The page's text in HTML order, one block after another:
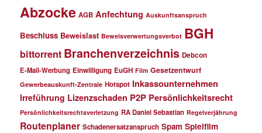
Abzocke AGB Anfechtung Auskunftsanspruch
Beschluss Beweislast Beweisverwertungsverbot BGH
bittorrent Branchenverzeichnis Debcon
E-Mail-Werbung Einwilligung EuGH Film Gesetzentwurf
Gewerbeauskunft-Zentrale Hotspot Inkassounternehmen
Irreführung Lizenzschaden P2P Persönlichkeitsrecht
Persönlichkeitsrechtsverletzung RA Daniel Sebastian Regelverjährung
Routenplaner Schadenersatzanspruch Spam Spielfilm